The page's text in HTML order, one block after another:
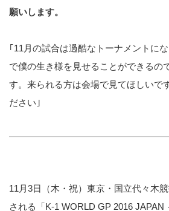
願いします。
｢11月の試合は過酷なトーナメントに
で僕の生き様を見せることができるの
す。来られる方は会場で見てほしいで
ださい｣
11月3日（木・祝）東京・国立代々木
される「K-1 WORLD GP 2016 JAPAN